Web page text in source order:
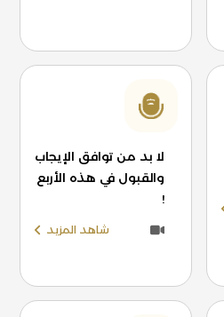
لا بد من توافق الإيجاب
والقبول في هذه الأربع
!
شاهد المزيد